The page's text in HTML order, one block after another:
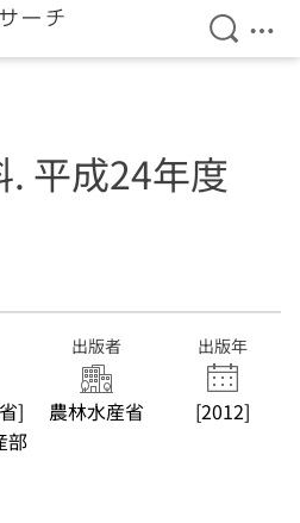
検索を
メ
平成24年度
]
部
出版者
農林水産省
出版年
[2012]